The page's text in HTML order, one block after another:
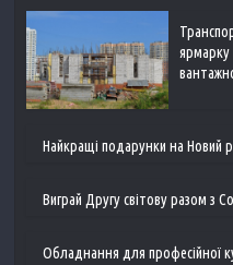
ярмарку
Найкращі подарунки на Новий
Виграй Другу світову разом з
Обладнання для професійної